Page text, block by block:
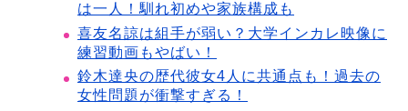
は一人！馴れ初めや家族構成も
喜友名諒は組手が弱い？大学インカレ映像に
練習動画もやばい！
鈴木達央の歴代彼女4人に共通点も！過去の
女性問題が衝撃すぎる！